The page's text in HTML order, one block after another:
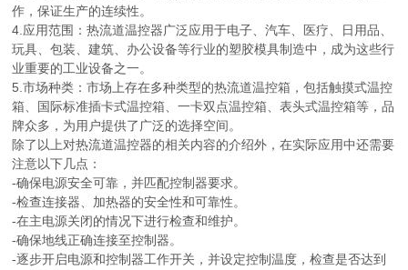
作，保证生产的连续性。
4.应用范围：热流道温控器广泛应用于电子、汽车、医疗、日用品、
玩具、包装、建筑、办公设备等行业的塑胶模具制造中，成为这些行
业重要的工业设备之一。
5.市场种类：市场上存在多种类型的热流道温控箱，包括触摸式温控
箱、国际标准插卡式温控箱、一卡双点温控箱、表头式温控箱等，品
牌众多，为用户提供了广泛的选择空间。
除了以上对热流道温控器的相关内容的介绍外，在实际应用中还需要
注意以下几点：
-确保电源安全可靠，并匹配控制器要求。
-检查连接器、加热器的安全性和可靠性。
-在主电源关闭的情况下进行检查和维护。
-确保地线正确连接至控制器。
-逐步开启电源和控制器工作开关，并设定控制温度，检查是否达到